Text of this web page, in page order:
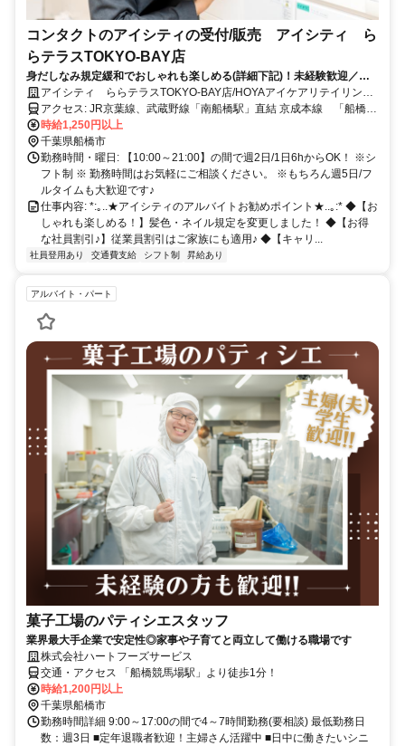
コンタクトのアイシティの受付/販売 アイシティ ら
らテラスTOKYO-BAY店
身だしなみ規定緩和でおしゃれも楽しめる(詳細下記)！未経験歓迎／副
業・WワークOK／ブランクOK／従業員割引 ／待遇充実／昇給あり
アイシティ ららテラスTOKYO-BAY店/HOYAアイケアリテイリング
合同会社
アクセス: JR京葉線、武蔵野線「南船橋駅」直結 京成本線 「船橋競
馬場駅」徒歩15分
時給1,250円以上
千葉県船橋市
勤務時間・曜日: 【10:00～21:00】の間で週2日/1日6hからOK！ ※シ
フト制 ※ 勤務時間はお気軽にご相談ください。 ※もちろん週5日/フ
ルタイムも大歓迎です♪
仕事内容: *:｡..★アイシティのアルバイトお勧めポイント★..｡:* ◆【お
しゃれも楽しめる！】髪色・ネイル規定を変更しました！ ◆【お得
な社員割引♪】従業員割引はご家族にも適用♪ ◆【キャリ...
社員登用あり 交通費支給 シフト制 昇給あり
アルバイト・パート
菓子工場のパティシエスタッフ
業界最大手企業で安定性◎家事や子育てと両立して働ける職場です
株式会社ハートフーズサービス
交通・アクセス 「船橋競馬場駅」より徒歩1分！
時給1,200円以上
千葉県船橋市
勤務時間詳細 9:00～17:00の間で4～7時間勤務(要相談) 最低勤務日
数：週3日 ■定年退職者歓迎！主婦さん活躍中 ■日中に働きたいシニ